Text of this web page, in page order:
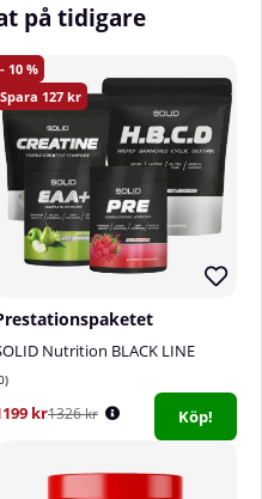
på tidigare
10
127
Nutrition BLACK LINE
kr1326 kr Köp!